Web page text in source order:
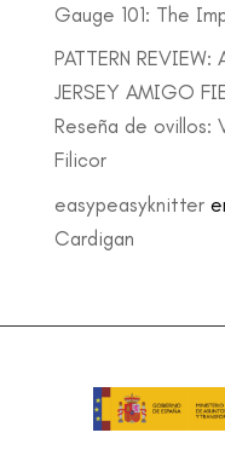
Gauge 101: The
PATTERN
JERSEY AMIGO
Reseña de ovillos:
Filicor
easypeasyknitter
Cardigan